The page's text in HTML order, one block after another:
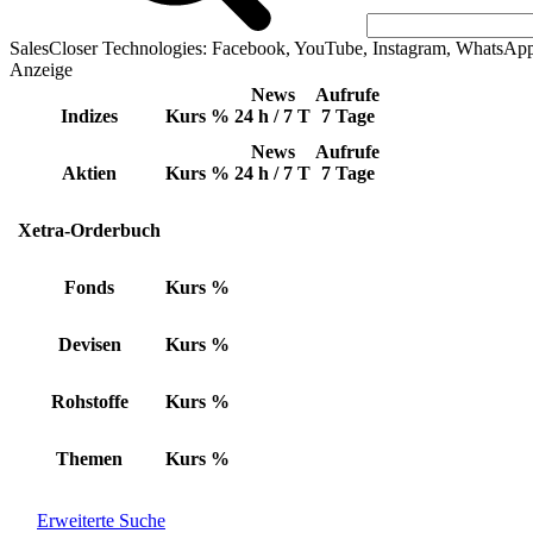
SalesCloser Technologies: Facebook, YouTube, Instagram,
Anzeige
Indizes Kurs %
News
24 h / 7 T
Aufrufe
7 Tage
Aktien Kurs %
News
24 h / 7 T
Aufrufe
7 Tage
Xetra-Orderbuch
Fonds Kurs %
Devisen Kurs %
Rohstoffe Kurs %
Themen Kurs %
Erweiterte Suche